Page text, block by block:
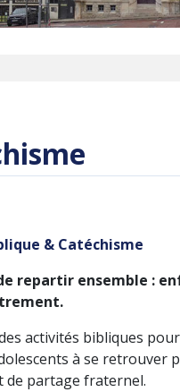
& Catéchisme
repartir ensemble :
activités bibliques
à se retrouver
de partage fraternel.